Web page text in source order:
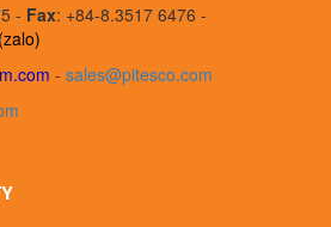
- Fax: +84-8.3517 6476 -
(zalo)
- sales@pitesco.com